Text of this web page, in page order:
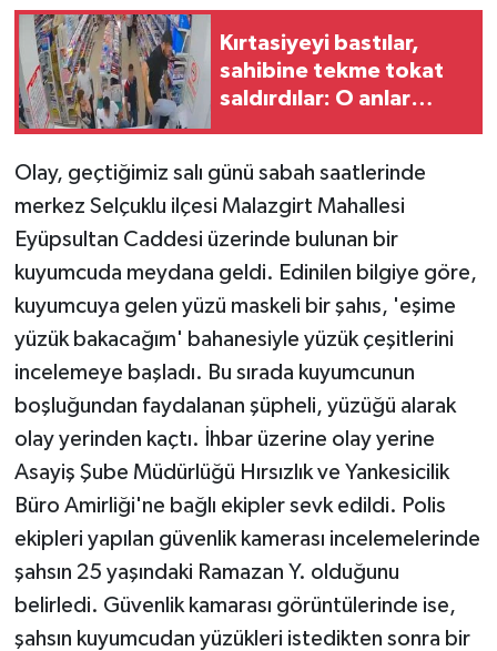
Kırtasiyeyi bastılar,
sahibine tekme tokat
saldırdılar: O anlar
Olay, geçtiğimiz salı günü sabah saatlerinde
merkez Selçuklu ilçesi Malazgirt Mahallesi
Eyüpsultan Caddesi üzerinde bulunan bir
kuyumcuda meydana geldi. Edinilen bilgiye göre,
kuyumcuya gelen yüzü maskeli bir şahıs, 'eşime
yüzük bakacağım' bahanesiyle yüzük çeşitlerini
incelemeye başladı. Bu sırada kuyumcunun
boşluğundan faydalanan şüpheli, yüzüğü alarak
olay yerinden kaçtı. İhbar üzerine olay yerine
Asayiş Şube Müdürlüğü Hırsızlık ve Yankesicilik
Büro Amirliği'ne bağlı ekipler sevk edildi. Polis
ekipleri yapılan güvenlik kamerası incelemelerinde
şahsın 25 yaşındaki Ramazan Y. olduğunu
belirledi. Güvenlik kamarası görüntülerinde ise,
şahsın kuyumcudan yüzükleri istedikten sonra bir